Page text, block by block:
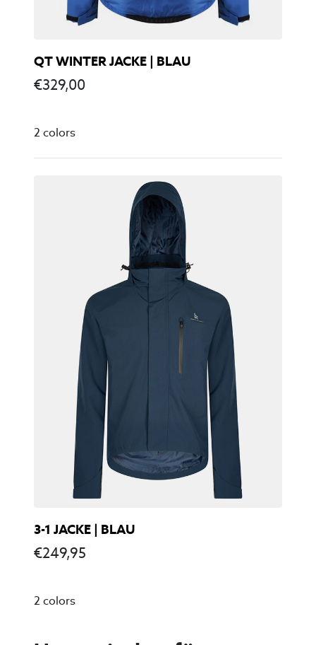
QT WINTER JACKE | BLAU
€329,00
2 colors
3-1 JACKE | BLAU
€249,95
2 colors